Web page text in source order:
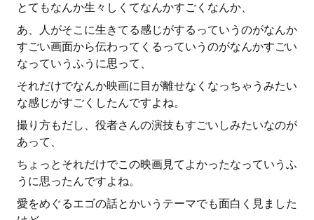
とてもなんか生々しくてなんかすごくなんか、
あ、人がそこに生きてる感じがするっていうのがなんか
すごい画面から伝わってくるっていうのがなんかすごい
なっていうふうに思って、
それだけでなんか映画に目が離せなくなっちゃうみたい
な感じがすごくしたんですよね。
撮り方もだし、役者さんの演技もすごいしみたいなのが
あって、
ちょっとそれだけでこの映画見てよかったなっていうふ
うに思ったんですよね。
愛をめぐるエゴの話とかいうテーマでも面白く見ました